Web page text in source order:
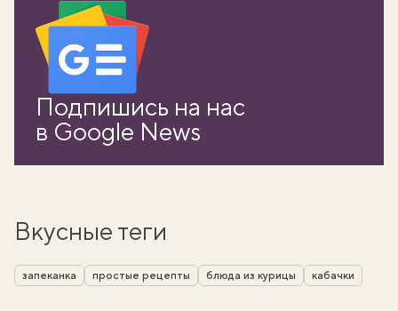
Подпишись на нас
в Google News
Вкусные теги
запеканка простые рецепты блюда из курицы кабачки